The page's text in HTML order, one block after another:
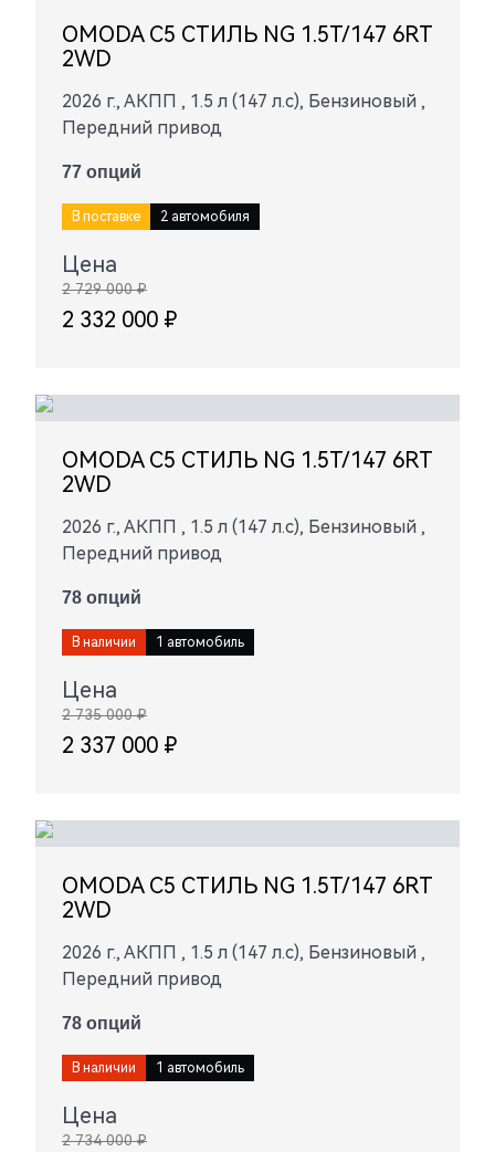
OMODA C5 СТИЛЬ NG 1.5T/147 6RT
2WD
2026 г., АКПП , 1.5 л (147 л.с), Бензиновый ,
Передний привод
77 опций
В поставке 2 автомобиля
Цена
2 729 000 ₽
2 332 000 ₽
OMODA C5 СТИЛЬ NG 1.5T/147 6RT
2WD
2026 г., АКПП , 1.5 л (147 л.с), Бензиновый ,
Передний привод
78 опций
В наличии 1 автомобиль
Цена
2 735 000 ₽
2 337 000 ₽
OMODA C5 СТИЛЬ NG 1.5T/147 6RT
2WD
2026 г., АКПП , 1.5 л (147 л.с), Бензиновый ,
Передний привод
78 опций
В наличии 1 автомобиль
Цена
2 734 000 ₽